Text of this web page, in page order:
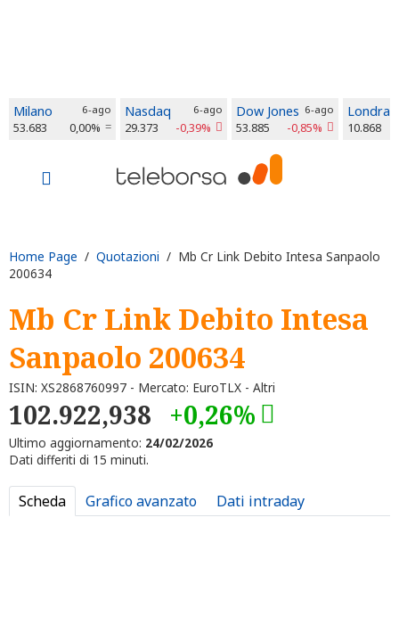
Milano 6-ago
53.683 0,00%
Nasdaq 6-ago
29.373 -0,39%
Dow Jones 6-ago
53.885 -0,85%
Londra
10.868
Home Page / Quotazioni / Mb Cr Link Debito Intesa Sanpaolo
200634
Mb Cr Link Debito Intesa
Sanpaolo 200634
ISIN: XS2868760997 - Mercato: EuroTLX - Altri
102.922,938 +0,26%
Ultimo aggiornamento: 24/02/2026
Dati differiti di 15 minuti.
Scheda Grafico avanzato Dati intraday